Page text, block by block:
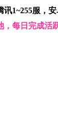
讯1~255服，
每日完成活